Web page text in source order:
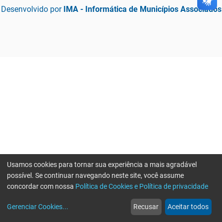
Desenvolvido por IMA - Informática de Municípios Associados
web
Notícias
more_horiz
Mais
Usamos cookies para tornar sua experiência a mais agradável
possível. Se continuar navegando neste site, você assume
concordar com nossa Política de Cookies e Política de privacidade
Gerenciar Cookies... Recusar Aceitar todos
Erro ao enviar informações, por favor tente novamente